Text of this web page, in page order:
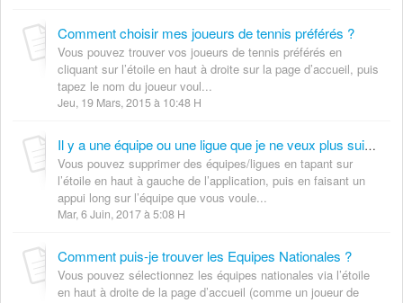
Comment choisir mes joueurs de tennis préférés ?
Vous pouvez trouver vos joueurs de tennis préférés en
cliquant sur l’étoile en haut à droite sur la page d’accueil, puis
tapez le nom du joueur voul...
Jeu, 19 Mars, 2015 à 10:48 H
Il y a une équipe ou une ligue que je ne veux plus suivre, comment la supprimer de mes Sélections ?
Vous pouvez supprimer des équipes/ligues en tapant sur
l’étoile en haut à gauche de l’application, puis en faisant un
appui long sur l’équipe que vous voule...
Mar, 6 Juin, 2017 à 5:08 H
Comment puis-je trouver les Equipes Nationales ?
Vous pouvez sélectionnez les équipes nationales via l’étoile
en haut à droite de la page d’accueil (comme un joueur de